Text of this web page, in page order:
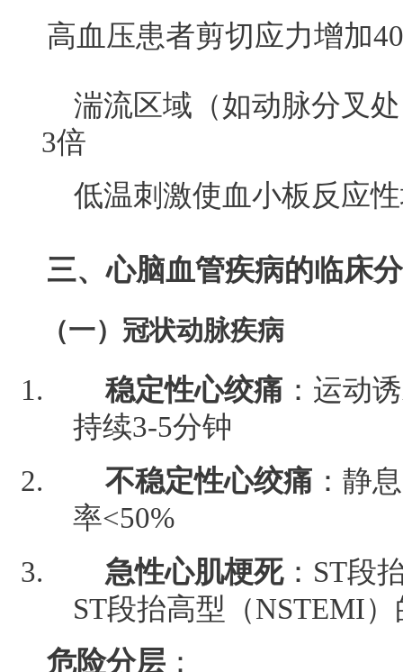
高血压患者剪切应力增加
湍流区域（如动脉分叉
3倍
低温刺激使血小板反应
三、心脑血管疾病的临床
（一）冠状动脉疾病
稳定性心绞痛 ：运动
持续3-5分钟
不稳定性心绞痛 ：静
率<50%
急性心肌梗死：ST段
ST段抬高型（NSTEMI
危险分层 ：